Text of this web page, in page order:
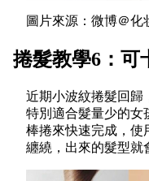
圖片來源：微博＠化
捲髮教學6：可
近期小波紋捲髮回歸
特別適合髮量少的女
棒捲來快速完成，使
纏繞，出來的髮型就